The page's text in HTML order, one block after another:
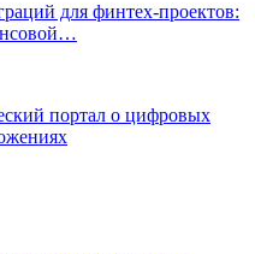
для финтех-проектов:
портал о цифровых